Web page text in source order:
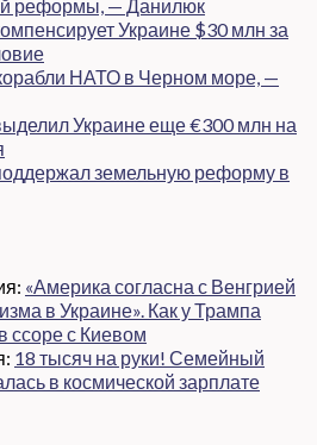
реформы, — Данилюк
Украине $30 млн за
НАТО в Черном море, —
Украине еще €300 млн на
земельную реформу в
«Америка согласна с Венгрией
в Украине». Как у Трампа
ссоре с Киевом
18 тысяч на руки! Семейный
в космической зарплате